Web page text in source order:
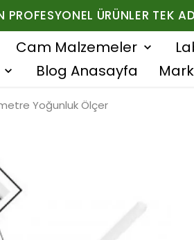
ÜRÜNLER TEK
Cam Malzemeler
Blog Anasayfa
Yoğunluk Ölçer